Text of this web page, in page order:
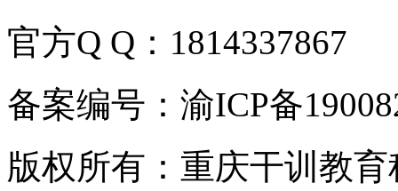
官方Q Q：1814337867
备案编号：渝ICP备
版权所有：重庆干训教